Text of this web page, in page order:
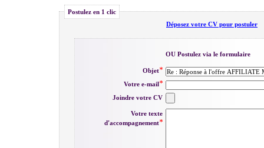
Postulez en 1 clic
Déposez votre CV pour postuler
OU Postulez via le formulaire
Objet
Votre e-mail
Joindre votre CV
Votre texte
d'accompagnement